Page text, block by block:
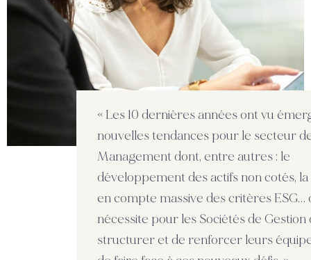
« Les 10 dernières années ont vu
nouvelles tendances pour le secteur
Management dont, entre autres : le
développement des actifs non cotés,
en compte massive des critères ESG…
nécessite pour les Sociétés de Gestion
structurer et de renforcer leurs